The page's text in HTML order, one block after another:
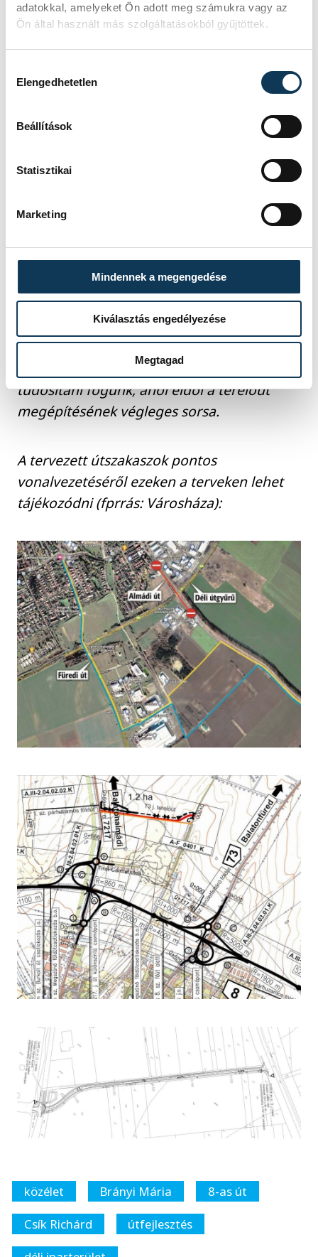
adatokkal, amelyeket Ön adott meg számukra vagy az
Ön által használt más szolgáltatásokból gyűjtöttek.
Elengedhetetlen
Beállítások
Statisztikai
Marketing
Mindennek a megengedése
Kiválasztás engedélyezése
Megtagad
nevezte az ellenzék ezen húzását, amivel a
mindennapjainak megnehezítését
benne, hogy a kedden tartandó
közgyűlésig meggondolják magukat ezek a
képviselők és korrigálják a bizottsági
ülésen hozott döntésüket.
A keddi rendkívüli közgyűlésről mi is
tudósítani fogunk, ahol eldől a terelőút
megépítésének végleges sorsa.
A tervezett útszakaszok pontos
vonalvezetéséről ezeken a terveken lehet
tájékozódni (fprrás: Városháza):
közélet Brányi Mária
8-as út
Csík Richárd
útfejlesztés